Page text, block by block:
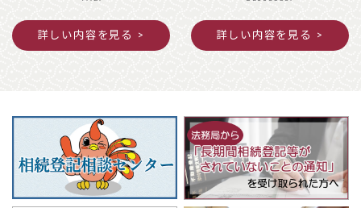
詳しい内容を見る 詳しい内容を見る